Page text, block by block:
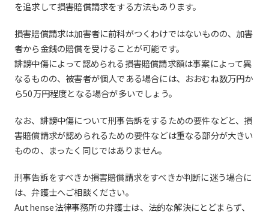
を追求して損害賠償請求をする方法もあります。
損害賠償請求は加害者に前科がつくわけではないものの、加害
者から金銭の賠償を受けることが可能です。
誹謗中傷によって認められる損害賠償請求額は事案によって異
なるものの、被害者が個人である場合には、おおむね数万円か
ら50万円程度となる場合が多いでしょう。
なお、誹謗中傷について刑事告訴をするための要件などと、損
害賠償請求が認められるための要件などは重なる部分が大きい
ものの、まったく同じではありません。
刑事告訴をすべきか損害賠償請求をすべきか判断に迷う場合に
は、弁護士へご相談ください。
Authense法律事務所の弁護士は、法的な解決にとどまらず、